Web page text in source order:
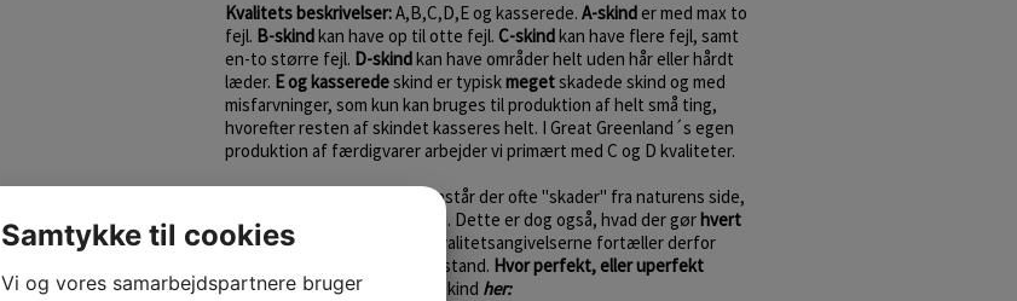
Kvalitets beskrivelser:A,B,C,D,E og kasserede. A-skinder med max to
fejl. B-skindkan have op til otte fejl. C-skindkan have flere fejl, samt
en-to større fejl. D-skindkan have områder helt uden hår eller hårdt
læder. E og kasseredeskind er typiskmegetskadede skind og med
misfarvninger, som kun kan bruges til produktion af helt små ting,
hvorefter resten af skindet kasseres helt. I Great Greenland´s egen
produktion af færdigvarer arbejder vi primært med C og D kvaliteter.
Sælerne lever vildt, derfor opstår der ofte "skader" fra naturens side,
som forringer skindkvaliteten. Dette er dog også, hvad der gørhvert
enkelt sælskind helt unikt!
Kvalitetsangivelserne fortæller derfor
noget om skindets almene tilstand. Hvor perfekt, eller uperfekt
skindet er. Læs mere om sælskind her:
Samtykke til cookies
Vi og vores samarbejdspartnere bruger